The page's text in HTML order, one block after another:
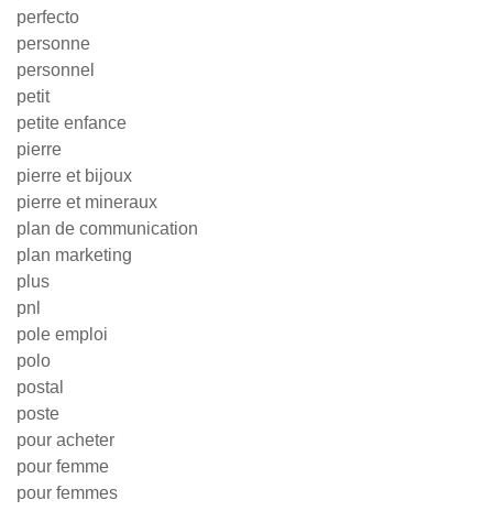
perfecto
personne
personnel
petit
petite enfance
pierre
pierre et bijoux
pierre et mineraux
plan de communication
plan marketing
plus
pnl
pole emploi
polo
postal
poste
pour acheter
pour femme
pour femmes